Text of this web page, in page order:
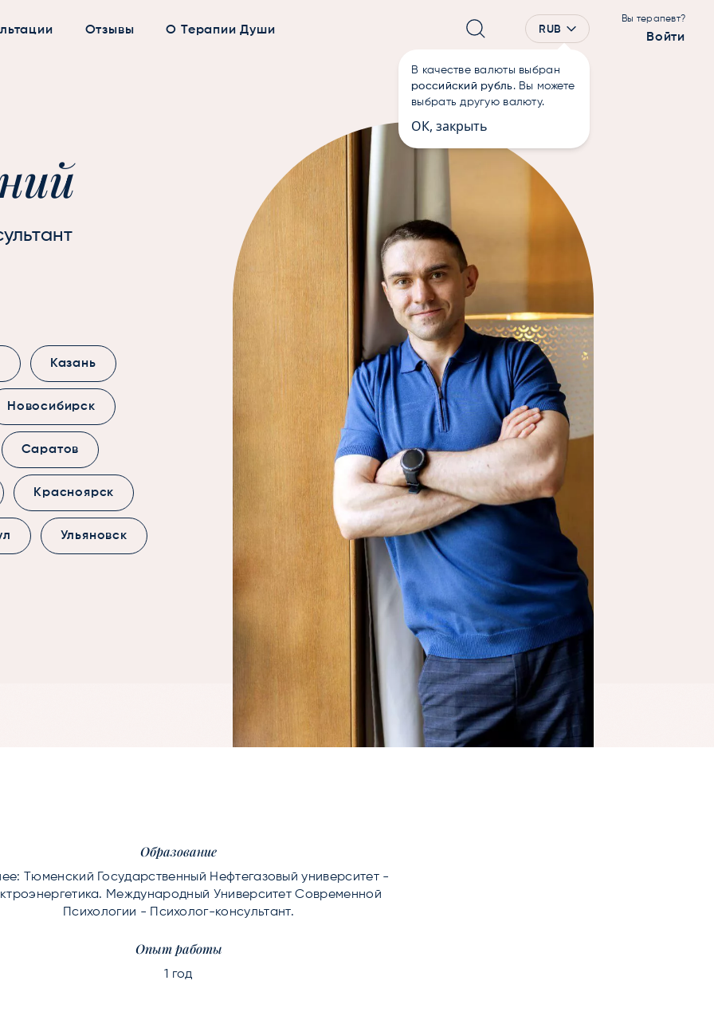
Отзывы О Терапии Души RUB
В качестве валюты выбран
российский рубль. Вы можете
выбрать другую валюту.
ОК, закрыть
Вы терапевт?
Войти
Казань
Новосибирск
Саратов
Красноярск
Ульяновск
Образование
Тюменский Государственный Нефтегазовый университет -
Международный Университет Современной
Психологии - Психолог-консультант.
Опыт работы
1 год